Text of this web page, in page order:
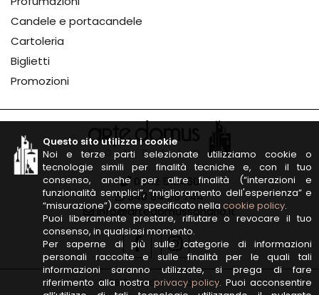
Candele e portacandele
Cartoleria
Biglietti
Promozioni
0342 513460
348 84 59 744
info@artedomussondrio.it
2026 © artedomussondrio.it
Questo sito utilizza i cookie
Noi e terze parti selezionate utilizziamo cookie o
tecnologie simili per finalità tecniche e, con il tuo
consenso, anche per altre finalità (“interazioni e
funzionalità semplici”, “miglioramento dell'esperienza” e
“misurazione”) come specificato nella cookie policy.
Puoi liberamente prestare, rifiutare o revocare il tuo
consenso, in qualsiasi momento.
Per saperne di più sulle categorie di informazioni
personali raccolte e sulle finalità per le quali tali
informazioni saranno utilizzate, si prega di fare
riferimento alla nostraprivacy policy. Puoi acconsentire